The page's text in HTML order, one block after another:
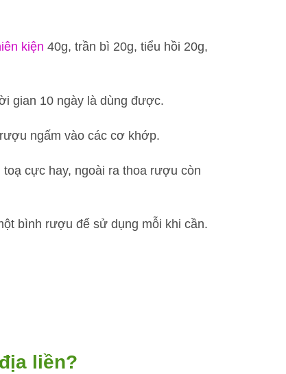
kiện 40g, trần bì 20g, tiểu hồi 20g,
gian 10 ngày là dùng được.
ngấm vào các cơ khớp.
cực hay, ngoài ra thoa rượu còn
bình rượu để sử dụng mỗi khi cần.
liền?